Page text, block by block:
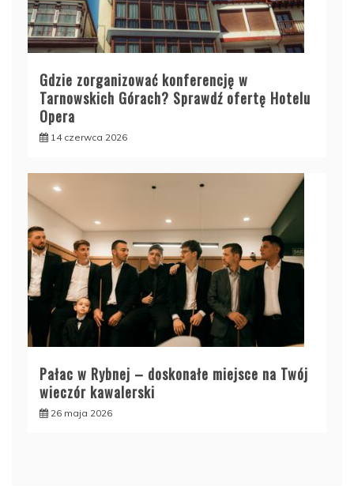
Gdzie zorganizować konferencję w
Tarnowskich Górach? Sprawdź ofertę Hotelu
Opera
14 czerwca 2026
Pałac w Rybnej – doskonałe miejsce na Twój
wieczór kawalerski
26 maja 2026